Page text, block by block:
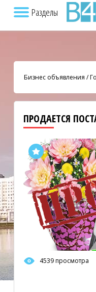
Разделы
Бизнес объявления /
ПРОДАЕТСЯ
4539 просмотра